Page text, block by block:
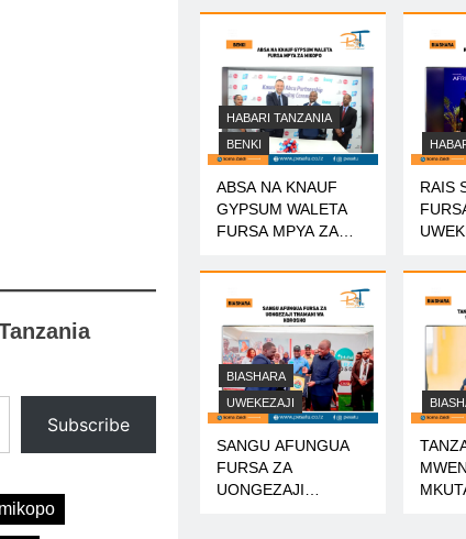
Subscribe
mikopo
HABARI TANZANIA
BENKI
ABSA NA KNAUF
GYPSUM WALETA
FURSA MPYA ZA
RAIS
BIASHARA
UWEKEZAJI
SANGU AFUNGUA
FURSA ZA
UONGEZAJI